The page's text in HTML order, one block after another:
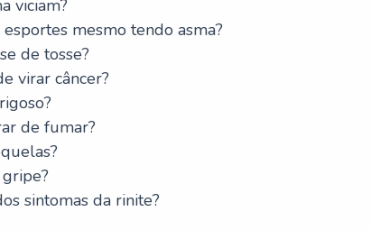
viciam?
mesmo tendo asma?
de tosse?
virar câncer?
de fumar?
sintomas da rinite?